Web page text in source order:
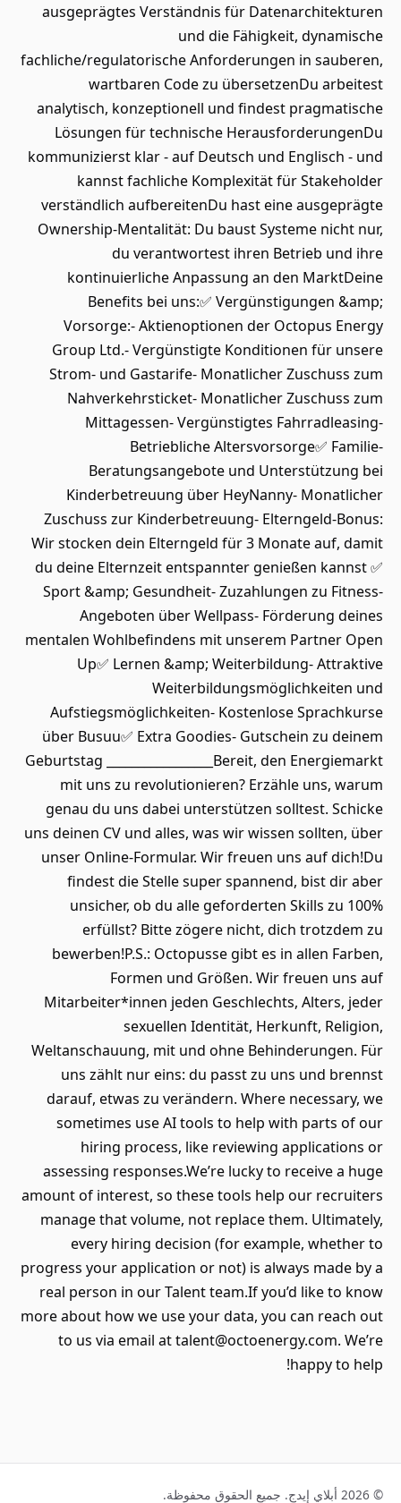
ausgeprägtes Verständnis für Datenarchitekturen
und die Fähigkeit, dynamische
fachliche/regulatorische Anforderungen in sauberen,
wartbaren Code zu übersetzenDu arbeitest
analytisch, konzeptionell und findest pragmatische
Lösungen für technische HerausforderungenDu
kommunizierst klar - auf Deutsch und Englisch - und
kannst fachliche Komplexität für Stakeholder
verständlich aufbereitenDu hast eine ausgeprägte
Ownership-Mentalität: Du baust Systeme nicht nur,
du verantwortest ihren Betrieb und ihre
kontinuierliche Anpassung an den MarktDeine
Benefits bei uns:✅ Vergünstigungen &amp;
Vorsorge:- Aktienoptionen der Octopus Energy
Group Ltd.- Vergünstigte Konditionen für unsere
Strom- und Gastarife- Monatlicher Zuschuss zum
Nahverkehrsticket- Monatlicher Zuschuss zum
Mittagessen- Vergünstigtes Fahrradleasing-
Betriebliche Altersvorsorge✅ Familie-
Beratungsangebote und Unterstützung bei
Kinderbetreuung über HeyNanny- Monatlicher
Zuschuss zur Kinderbetreuung- Elterngeld-Bonus:
Wir stocken dein Elterngeld für 3 Monate auf, damit
du deine Elternzeit entspannter genießen kannst ✅
Sport &amp; Gesundheit- Zuzahlungen zu Fitness-
Angeboten über Wellpass- Förderung deines
mentalen Wohlbefindens mit unserem Partner Open
Up✅ Lernen &amp; Weiterbildung- Attraktive
Weiterbildungsmöglichkeiten und
Aufstiegsmöglichkeiten- Kostenlose Sprachkurse
über Busuu✅ Extra Goodies- Gutschein zu deinem
Geburtstag _________________Bereit, den Energiemarkt
mit uns zu revolutionieren? Erzähle uns, warum
genau du uns dabei unterstützen solltest. Schicke
uns deinen CV und alles, was wir wissen sollten, über
unser Online-Formular. Wir freuen uns auf dich!Du
findest die Stelle super spannend, bist dir aber
unsicher, ob du alle geforderten Skills zu 100%
erfüllst? Bitte zögere nicht, dich trotzdem zu
bewerben!P.S.: Octopusse gibt es in allen Farben,
Formen und Größen. Wir freuen uns auf
Mitarbeiter*innen jeden Geschlechts, Alters, jeder
sexuellen Identität, Herkunft, Religion,
Weltanschauung, mit und ohne Behinderungen. Für
uns zählt nur eins: du passt zu uns und brennst
darauf, etwas zu verändern. Where necessary, we
sometimes use AI tools to help with parts of our
hiring process, like reviewing applications or
assessing responses.We’re lucky to receive a huge
amount of interest, so these tools help our recruiters
manage that volume, not replace them. Ultimately,
every hiring decision (for example, whether to
progress your application or not) is always made by a
real person in our Talent team.If you’d like to know
more about how we use your data, you can reach out
to us via email at talent@octoenergy.com. We’re
happy to help!
© 2026 أبلاي إيدج. جميع الحقوق محفوظة.